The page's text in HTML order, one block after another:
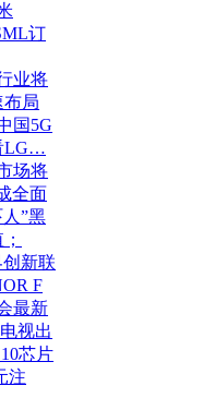
订
业将
局
国5G
LG…
场将
全面
”黑
新联
F
最新
视出
芯片
注